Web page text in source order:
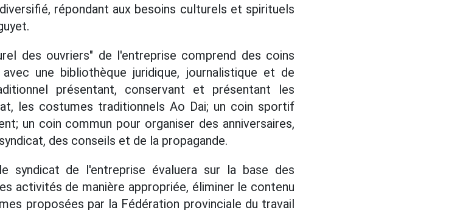
répondant aux besoins culturels et spirituels
des ouvriers" de l'entreprise comprend des coins
une bibliothèque juridique, journalistique et de
présentant, conservant et présentant les
les costumes traditionnels Ao Dai; un coin sportif
un coin commun pour organiser des anniversaires,
des conseils et de la propagande.
syndicat de l'entreprise évaluera sur la base des
activités de manière appropriée, éliminer le contenu
proposées par la Fédération provinciale du travail